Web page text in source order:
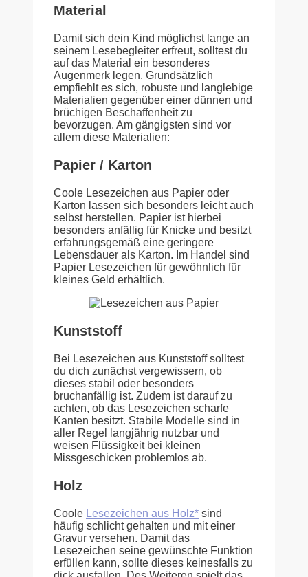
Material
Damit sich dein Kind möglichst lange an
seinem Lesebegleiter erfreut, solltest du
auf das Material ein besonderes
Augenmerk legen. Grundsätzlich
empfiehlt es sich, robuste und langlebige
Materialien gegenüber einer dünnen und
brüchigen Beschaffenheit zu
bevorzugen. Am gängigsten sind vor
allem diese Materialien:
Papier / Karton
Coole Lesezeichen aus Papier oder
Karton lassen sich besonders leicht auch
selbst herstellen. Papier ist hierbei
besonders anfällig für Knicke und besitzt
erfahrungsgemäß eine geringere
Lebensdauer als Karton. Im Handel sind
Papier Lesezeichen für gewöhnlich für
kleines Geld erhältlich.
Kunststoff
Bei Lesezeichen aus Kunststoff solltest
du dich zunächst vergewissern, ob
dieses stabil oder besonders
bruchanfällig ist. Zudem ist darauf zu
achten, ob das Lesezeichen scharfe
Kanten besitzt. Stabile Modelle sind in
aller Regel langjährig nutzbar und
weisen Flüssigkeit bei kleinen
Missgeschicken problemlos ab.
Holz
Coole Lesezeichen aus Holz* sind
häufig schlicht gehalten und mit einer
Gravur versehen. Damit das
Lesezeichen seine gewünschte Funktion
erfüllen kann, sollte dieses keinesfalls zu